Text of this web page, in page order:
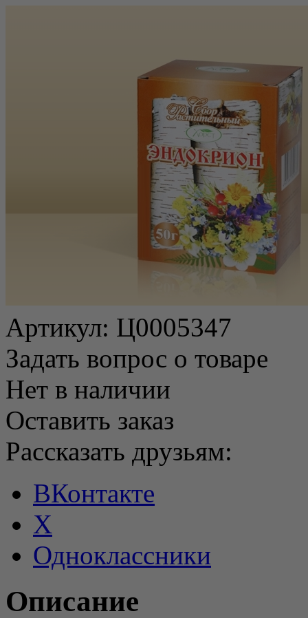
Артикул: Ц0005347
Задать вопрос о товаре
Нет в наличии
Оставить заказ
Рассказать друзьям:
ВКонтакте
X
Одноклассники
Описание